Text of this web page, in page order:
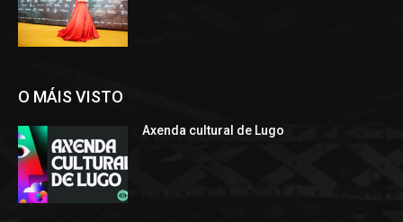
O MÁIS VISTO
Axenda cultural de Lugo